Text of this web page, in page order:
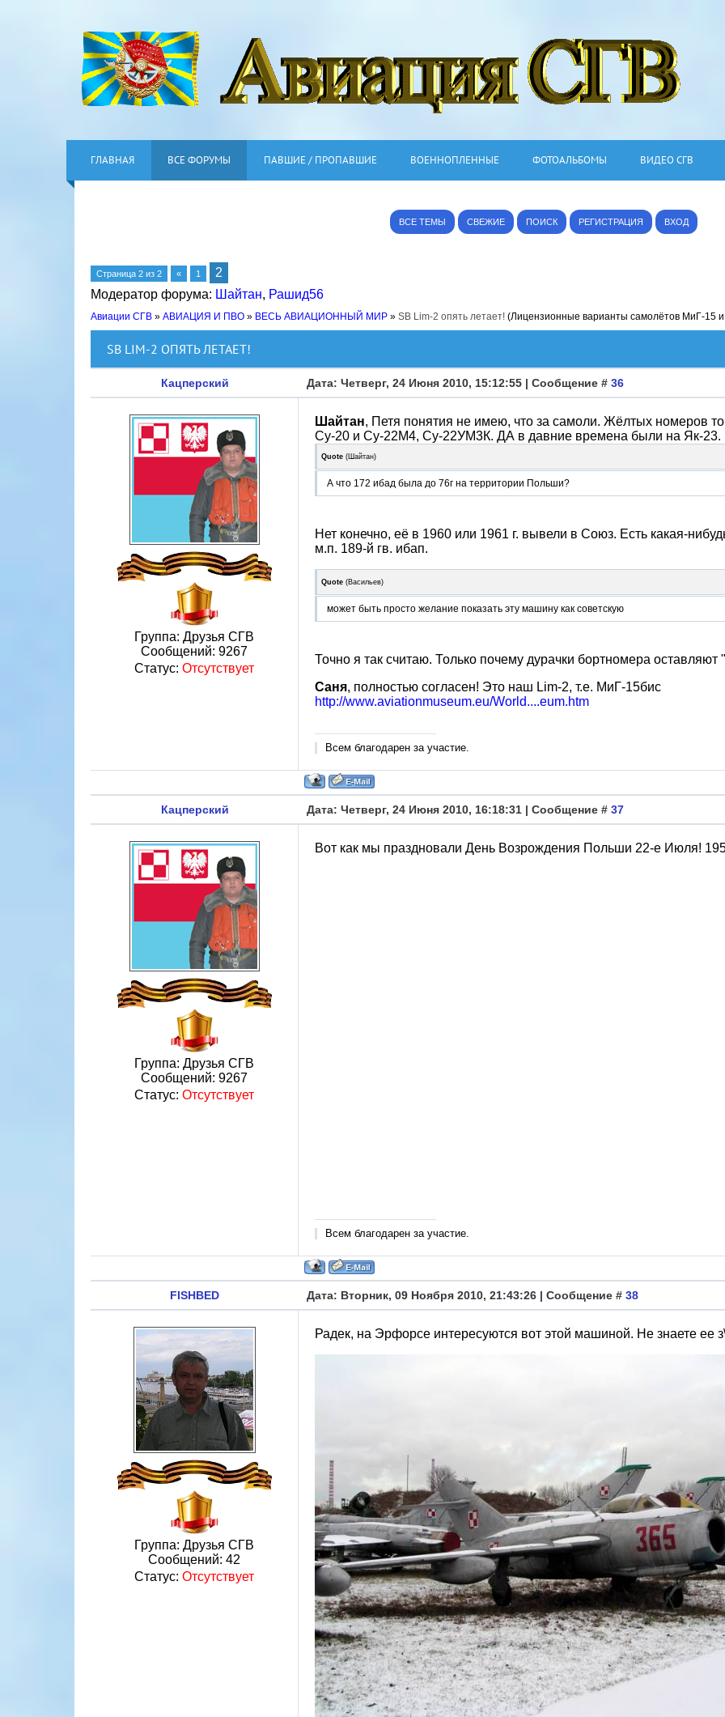
ГЛАВНАЯ ВСЕ ФОРУМЫ ПАВШИЕ / ПРОПАВШИЕ ВОЕННОПЛЕННЫЕ ФОТОАЛЬБОМЫ ВИДЕО СГВ
ВСЕ ТЕМЫ СВЕЖИЕ ПОИСК РЕГИСТРАЦИЯ ВХОД
Страница 2 из 2 « 1
2
Модератор форума: Шайтан, Рашид56
Авиации СГВ » АВИАЦИЯ И ПВО » ВЕСЬ АВИАЦИОННЫЙ МИР » SB Lim-2 опять летает! (Лицензионные варианты самолётов МиГ-15
SB LIM-2 ОПЯТЬ ЛЕТАЕТ!
Кацперский Дата: Четверг, 24 Июня 2010, 15:12:55 | Сообщение # 36
Группа: Друзья СГВ
Сообщений: 9267
Статус: Отсутствует
Шайтан, Петя понятия не имею, что за самоли. Жёлтых номеров
Су-20 и Су-22М4, Су-22УМ3К. ДА в давние времена были на Як-23.
Quote (Шайтан)
А что 172 ибад была до 76г на территории Польши?
Нет конечно, её в 1960 или 1961 г. вывели в Союз. Есть какая-
м.п. 189-й гв. ибап.
Quote (Васильев)
может быть просто желание показать эту машину как советскую
Точно я так считаю. Только почему дурачки бортномера
Саня, полностью согласен! Это наш Lim-2, т.е. МиГ-15бис
http://www.aviationmuseum.eu/World....eum.htm
Всем благодарен за участие.
Кацперский Дата: Четверг, 24 Июня 2010, 16:18:31 | Сообщение # 37
Группа: Друзья СГВ
Сообщений: 9267
Статус: Отсутствует
Вот как мы праздновали День Возрождения Польши 22-е Июля!
Всем благодарен за участие.
FISHBED Дата: Вторник, 09 Ноября 2010, 21:43:26 | Сообщение # 38
Группа: Друзья СГВ
Сообщений: 42
Статус: Отсутствует
Радек, на Эрфорсе интересуются вот этой машиной. Не знаете ее